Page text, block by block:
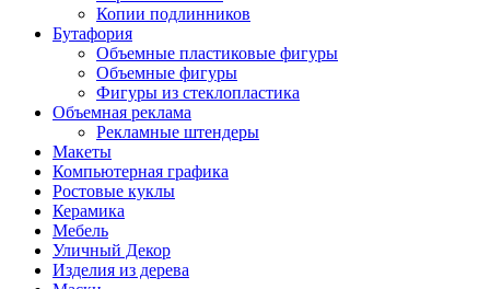
Копии подлинников
Бутафория
Объемные пластиковые фигуры
Объемные фигуры
Фигуры из стеклопластика
Объемная реклама
Рекламные штендеры
Макеты
Компьютерная графика
Ростовые куклы
Керамика
Мебель
Уличный Декор
Изделия из дерева